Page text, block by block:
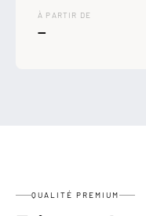
À PARTIR DE
—
QUALITÉ PREMIUM